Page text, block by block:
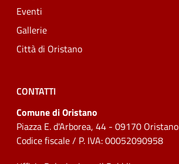
Eventi
Gallerie
Città di Oristano
CONTATTI
Comune di Oristano
Piazza E. d'Arborea, 44 - 09170 Oristano
Codice fiscale / P. IVA: 00052090958